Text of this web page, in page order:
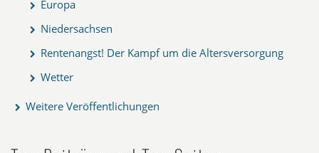
Europa
Niedersachsen
Rentenangst! Der Kampf um die Altersversorgung
Wetter
Weitere Veröffentlichungen